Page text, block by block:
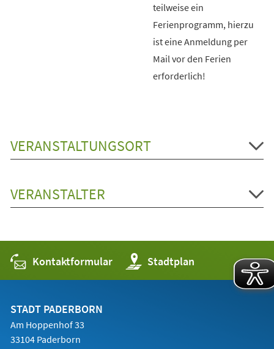
teilweise ein
Ferienprogramm, hierzu
ist eine Anmeldung per
Mail vor den Ferien
erforderlich!
VERANSTALTUNGSORT
VERANSTALTER
Kontaktformular Stadtplan
(Öffnet
in
einem
STADT PADERBORN
Am Hoppenhof 33
33104 Paderborn